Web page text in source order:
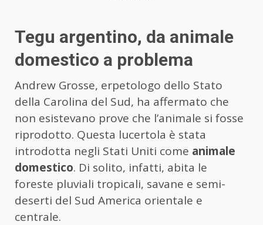
Tegu argentino, da animale
domestico a problema
Andrew Grosse, erpetologo dello Stato
della Carolina del Sud, ha affermato che
non esistevano prove che l’animale si fosse
riprodotto. Questa lucertola è stata
introdotta negli Stati Uniti come animale
domestico. Di solito, infatti, abita le
foreste pluviali tropicali, savane e semi-
deserti del Sud America orientale e
centrale.